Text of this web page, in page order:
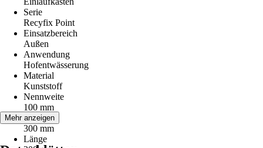
Serie
Recyfix Point
Einsatzbereich
Außen
Anwendung
Hofentwässerung
Material
Kunststoff
Nennweite
100 mm
Höhe
300 mm
Länge
Mehr anzeigen